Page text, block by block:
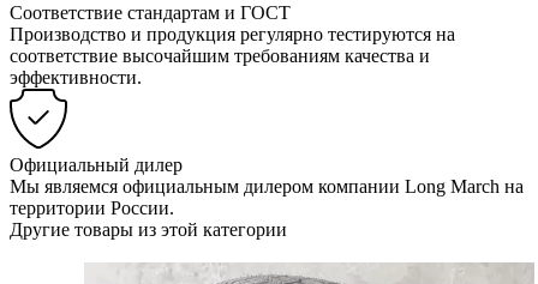
Соответствие стандартам и ГОСТ
Производство и продукция регулярно тестируются на
соответствие высочайшим требованиям качества и
эффективности.
Официальный дилер
Мы являемся официальным дилером компании Long March на
территории России.
Другие товары из этой категории